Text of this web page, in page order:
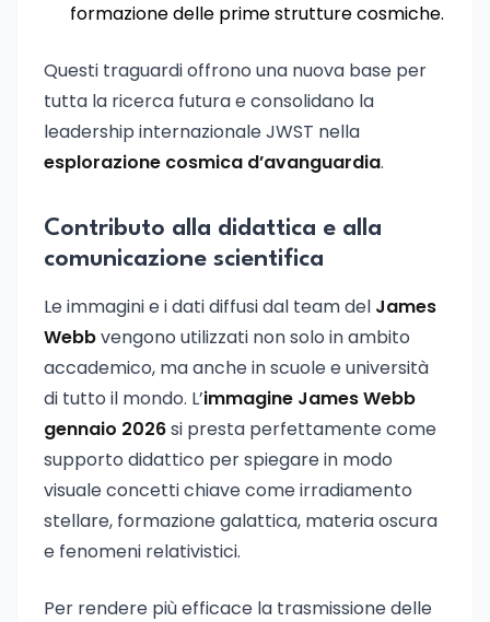
formazione delle prime strutture cosmiche.
Questi traguardi offrono una nuova base per
tutta la ricerca futura e consolidano la
leadership internazionale JWST nella
esplorazione cosmica d’avanguardia.
Contributo alla didattica e alla
comunicazione scientifica
Le immagini e i dati diffusi dal team del James
Webbvengono utilizzati non solo in ambito
accademico, ma anche in scuole e università
di tutto il mondo. L’immagine James Webb
gennaio 2026si presta perfettamente come
supporto didattico per spiegare in modo
visuale concetti chiave come irradiamento
stellare, formazione galattica, materia oscura
e fenomeni relativistici.
Per rendere più efficace la trasmissione delle